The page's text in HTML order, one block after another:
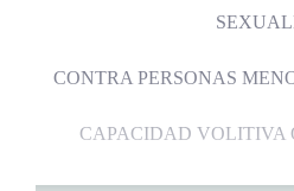
CONTRA PERSONAS
CAPACIDAD VOLITIVA